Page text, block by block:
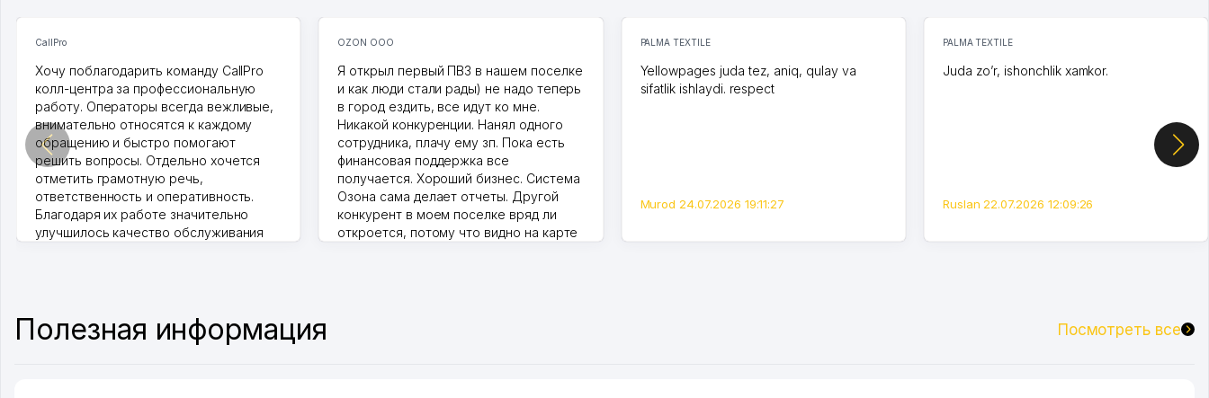
CallPro
Хочу поблагодарить команду CallPro
колл-центра за профессиональную
работу. Операторы всегда вежливые,
внимательно относятся к каждому
обращению и быстро помогают
решить вопросы. Отдельно хочется
отметить грамотную речь,
ответственность и оперативность.
Благодаря их работе значительно
улучшилось качество обслуживания
OZON ООО
Я открыл первый ПВЗ в нашем поселке
и как люди стали рады) не надо теперь
в город ездить, все идут ко мне.
Никакой конкуренции. Нанял одного
сотрудника, плачу ему зп. Пока есть
финансовая поддержка все
получается. Хороший бизнес. Система
Озона сама делает отчеты. Другой
конкурент в моем поселке вряд ли
откроется, потому что видно на карте
PALMA TEXTILE
Yellowpages juda tez, aniq, qulay va
sifatlik ishlaydi. respect
Murod 24.07.2026 19:11:27
PALMA TEXTILE
Juda zo’r, ishonchlik xamkor.
Ruslan 22.07.2026 12:09:26
Полезная информация Посмотреть все